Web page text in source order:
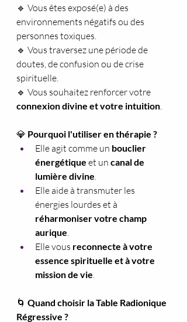
🔹 Vous êtes exposé(e) à des
environnements négatifs ou des
personnes toxiques.
🔹 Vous traversez une période de
doutes, de confusion ou de crise
spirituelle.
🔹 Vous souhaitez renforcer votre
connexion divine et votre intuition
💎 Pourquoi l'utiliser en thérapie ?
Elle agit comme un bouclier
énergétique et un canal de
lumière divine
Elle aide à transmuter les
énergies lourdes et à
réharmoniser votre champ
aurique
Elle vous reconnecte à votre
essence spirituelle et à votre
mission de vie
🌀 Quand choisir la Table Radionique
Régressive ?